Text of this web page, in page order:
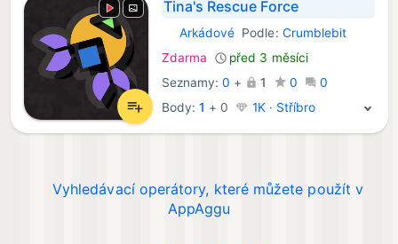
Tina's Rescue Force
Android Hry:
Arkádové Podle: Crumblebit
Zdarma
před 3 měsíci
Seznamy:0 + 1 0
0
Body: 1 + 0 1K · Stříbro
Vyhledávací operátory, které můžete použít v
AppAggu